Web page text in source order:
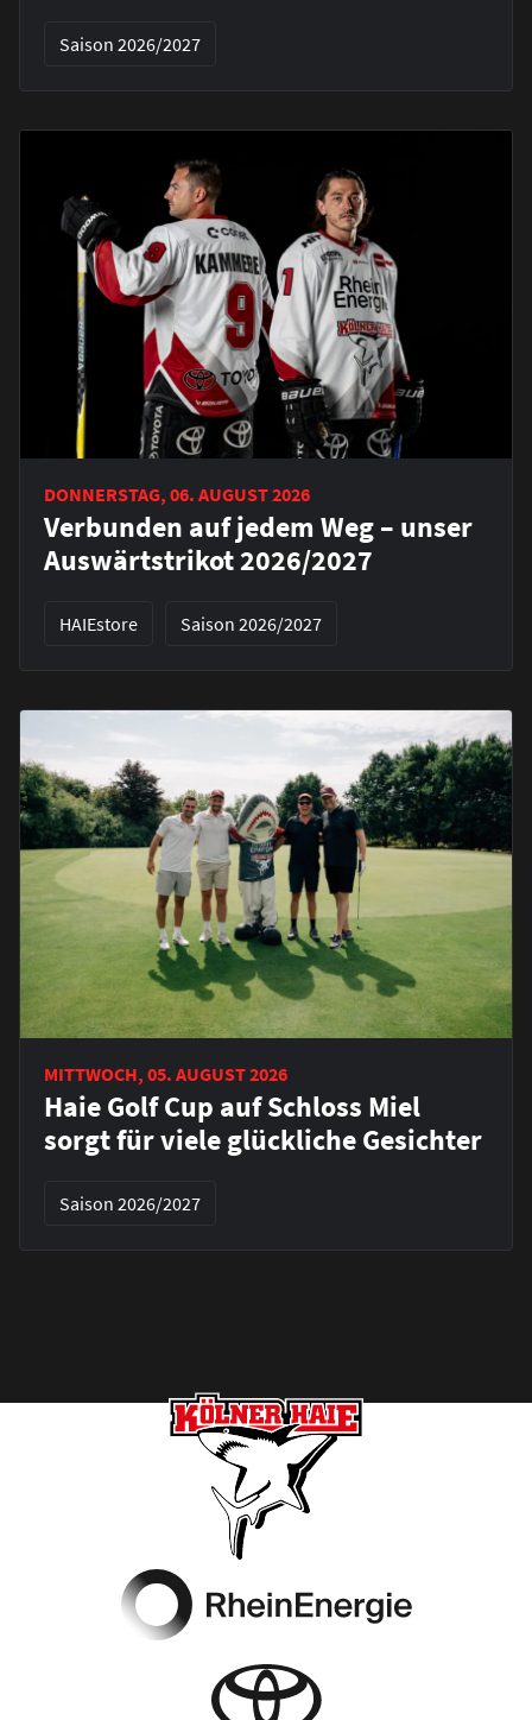
Saison 2026/2027
DONNERSTAG, 06. AUGUST 2026
Verbunden auf jedem Weg – unser
Auswärtstrikot 2026/2027
HAIEstore Saison 2026/2027
MITTWOCH, 05. AUGUST 2026
Haie Golf Cup auf Schloss Miel
sorgt für viele glückliche Gesichter
Saison 2026/2027